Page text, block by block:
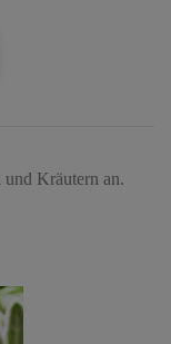
Kräutern an.